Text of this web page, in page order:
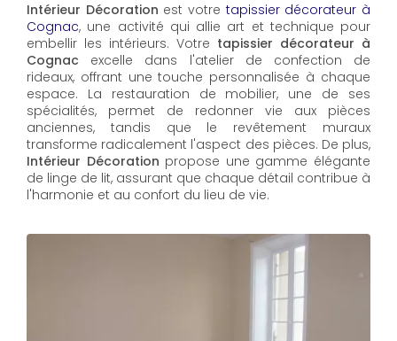
Intérieur Décoration est votre tapissier décorateur à
Cognac, une activité qui allie art et technique pour
embellir les intérieurs. Votre tapissier décorateur à
Cognac excelle dans l'atelier de confection de
rideaux, offrant une touche personnalisée à chaque
espace. La restauration de mobilier, une de ses
spécialités, permet de redonner vie aux pièces
anciennes, tandis que le revêtement muraux
transforme radicalement l'aspect des pièces. De plus,
Intérieur Décoration propose une gamme élégante
de linge de lit, assurant que chaque détail contribue à
l'harmonie et au confort du lieu de vie.